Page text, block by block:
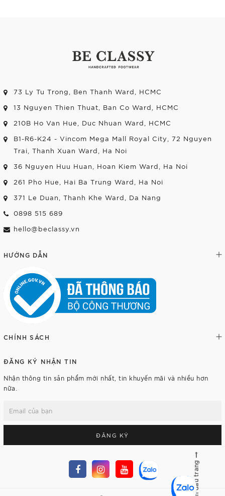
73 Ly Tu Trong, Ben Thanh Ward, HCMC
13 Nguyen Thien Thuat, Ban Co Ward, HCMC
210B Ho Van Hue, Duc Nhuan Ward, HCMC
B1-R6-K24 - Vincom Mega Mall Royal City, 72 Nguyen
Trai, Thanh Xuan Ward, Ha Noi
36 Nguyen Huu Huan, Hoan Kiem Ward, Ha Noi
261 Pho Hue, Hai Ba Trung Ward, Ha Noi
371 Le Duan, Thanh Khe Ward, Da Nang
0898 515 689
hello@beclassy.vn
HƯỚNG DẪN
CHÍNH SÁCH
ĐĂNG KÝ NHẬN TIN
Nhận thông tin sản phẩm mới nhất, tin khuyến mãi và nhiều hơn
nữa.
ĐĂNG KÝ
Lên đầu trang